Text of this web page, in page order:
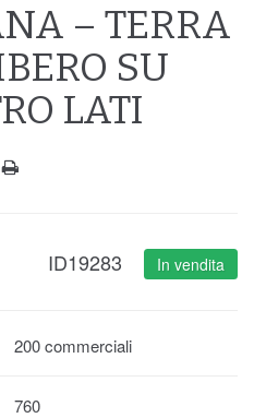
– TERRA
SU
LATI
ID19283 In vendita
200 commerciali
760